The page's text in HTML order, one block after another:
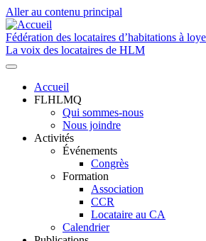
Aller au contenu principal
Fédération des locataires d’habitations à
La voix des locataires de HLM
Navigation
principale
Accueil
FLHLMQ
Qui sommes-nous
Nous joindre
Activités
Événements
Congrès
Formation
Association
CCR
Locataire au CA
Calendrier